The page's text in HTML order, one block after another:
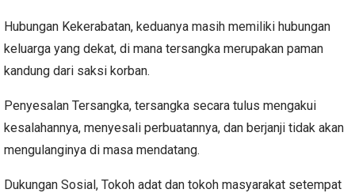
Hubungan Kekerabatan, keduanya masih memiliki hubungan
keluarga yang dekat, di mana tersangka merupakan paman
kandung dari saksi korban.
Penyesalan Tersangka, tersangka secara tulus mengakui
kesalahannya, menyesali perbuatannya, dan berjanji tidak akan
mengulanginya di masa mendatang.
Dukungan Sosial, Tokoh adat dan tokoh masyarakat setempat